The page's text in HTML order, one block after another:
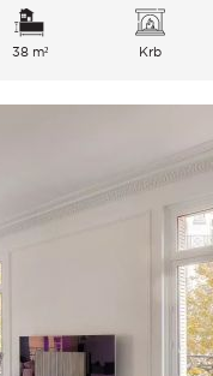
38 m² Krb